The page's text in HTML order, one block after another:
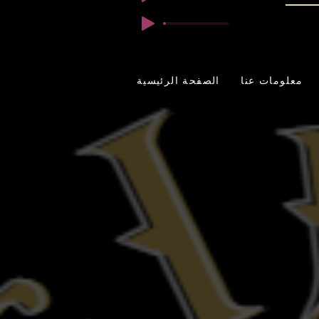
الصفحة الرئيسية معلومات عنا